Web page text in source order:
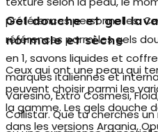
préférences personnelles.
références parmi les gels
en 1, savons liquides et
marques italiennes et
Varesino, Extrò Cosmesi,
Collistar. Que tu cherches
Gel douche et gel
normale et sèche
Ceux qui ont une peau qui
peuvent choisir parmi les
la gamme. Les gels douche
dans les versions Argania,